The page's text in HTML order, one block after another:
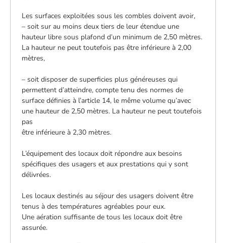
Les surfaces exploitées sous les combles doivent avoir,
– soit sur au moins deux tiers de leur étendue une
hauteur libre sous plafond d’un minimum de 2,50 mètres.
La hauteur ne peut toutefois pas être inférieure à 2,00
mètres,
– soit disposer de superficies plus généreuses qui
permettent d’atteindre, compte tenu des normes de
surface définies à l’article 14, le même volume qu’avec
une hauteur de 2,50 mètres. La hauteur ne peut toutefois
pas
être inférieure à 2,30 mètres.
L’équipement des locaux doit répondre aux besoins
spécifiques des usagers et aux prestations qui y sont
délivrées.
Les locaux destinés au séjour des usagers doivent être
tenus à des températures agréables pour eux.
Une aération suffisante de tous les locaux doit être
assurée.